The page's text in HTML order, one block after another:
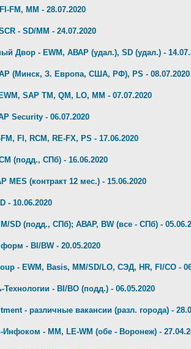
FM, MM - 28.07.2020
- SD/MM - 24.07.2020
Двор - EWM, АВАР (удал.), SD (удал.) -
(Минск, З. Европа, США, РФ), PS - 08.07.2020
SAP TM, QM, LO, MM - 07.07.2020
Security - 06.07.2020
FI, RCM, RE-FX, PS - 17.06.2020
(подд., СПб) - 16.06.2020
MES (контракт 12 мес.) - 15.06.2020
- 10.06.2020
SD (подд., СПб); АВАР, BW (все - СПб) -
- BI/BW - 20.05.2020
- EWM, Basis, MM/SD/LO, СЭД, HR, FI/CO -
Технологии - BI/BO (подд.) - 06.05.2020
- различные вакансии (разл. города) -
Инфоком - MM, LE-WM (обе - Воронеж) -